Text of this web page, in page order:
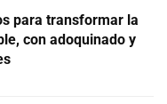
para transformar la
con adoquinado y